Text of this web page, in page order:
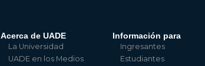
Acerca de UADE
La Universidad
UADE en los Medios
Información para
Ingresantes
Estudiantes